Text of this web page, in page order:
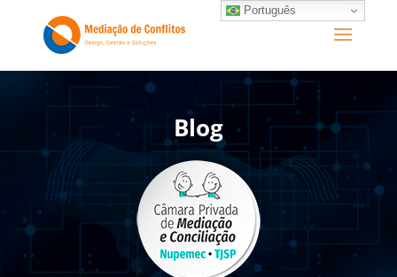
Blog
Português